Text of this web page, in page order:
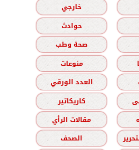
خارجي
حوادث
صحة وطب
منوعات
العدد الورقي
كاريكاتير
مقالات الرأي
الصحف